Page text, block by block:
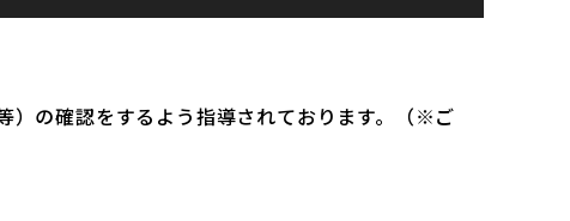
）の確認をするよう指導されております。（※ご